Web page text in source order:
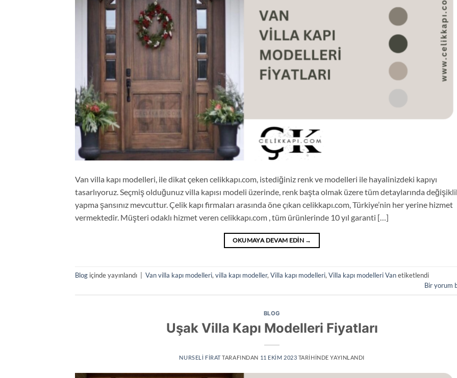
Van villa kapı modelleri, ile dikat çeken celikkapı.com, istediğiniz renk ve modelleri ile hayalinizdeki kapıyı
tasarlıyoruz. Seçmiş olduğunuz villa kapısı modeli üzerinde, renk başta olmak üzere tüm detaylarında
yapma şansınız mevcuttur. Çelik kapı firmaları arasında öne çıkan celikkapı.com, Türkiye’nin her yerine hizmet
vermektedir. Müşteri odaklı hizmet veren celikkapı.com , tüm ürünlerinde 10 yıl garanti […]
OKUMAYA DEVAM EDIN →
Blog içinde yayınlandı Van villa kapı modelleri,villa kapı modeller,Villa kapı modelleri,Villa kapı modelleri Vanetiketlendi
Bir yorum
BLOG
Uşak Villa Kapı Modelleri Fiyatları
NURSELI FIRATTARAFINDAN 11 EKIM 2023 TARIHINDE YAYINLANDI